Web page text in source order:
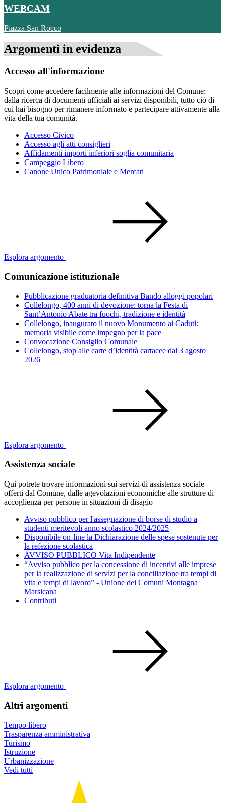
WEBCAM
Piazza San Rocco
Argomenti in evidenza
Accesso all'informazione
Scopri come accedere facilmente alle informazioni del Comune:
dalla ricerca di documenti ufficiali ai servizi disponibili, tutto ciò di
cui hai bisogno per rimanere informato e partecipare attivamente alla
vita della tua comunità.
Accesso Civico
Accesso agli atti consiglieri
Affidamenti importi inferiori soglia comunitaria
Campeggio Libero
Canone Unico Patrimoniale e Mercati
Esplora argomento
Comunicazione istituzionale
Pubblicazione graduatoria definitiva Bando alloggi popolari
Collelongo, 400 anni di devozione: torna la Festa di
Sant’Antonio Abate tra fuochi, tradizione e identità
Collelongo, inaugurato il nuovo Monumento ai Caduti:
memoria visibile come impegno per la pace
Convocazione Consiglio Comunale
Collelongo, stop alle carte d’identità cartacee dal 3 agosto
2026
Esplora argomento
Assistenza sociale
Qui potrete trovare informazioni sui servizi di assistenza sociale
offerti dal Comune, dalle agevolazioni economiche alle strutture di
accoglienza per persone in situazioni di disagio
Avviso pubblico per l'assegnazione di borse di studio a
studenti meritevoli anno scolastico 2024/2025
Disponibile on-line la Dichiarazione delle spese sostenute per
la refezione scolastica
AVVISO PUBBLICO Vita Indipendente
“Avviso pubblico per la concessione di incentivi alle imprese
per la realizzazione di servizi per la conciliazione tra tempi di
vita e tempi di lavoro” - Unione dei Comuni Montagna
Marsicana
Contributi
Esplora argomento
Altri argomenti
Tempo libero
Trasparenza amministrativa
Turismo
Istruzione
Urbanizzazione
Vedi tutti